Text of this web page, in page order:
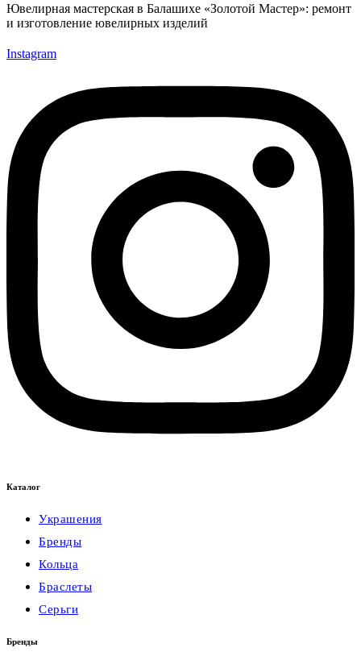
Ювелирная мастерская в Балашихе «Золотой Мастер»: ремонт
и изготовление ювелирных изделий
Instagram
Каталог
Украшения
Бренды
Кольца
Браслеты
Серьги
Бренды